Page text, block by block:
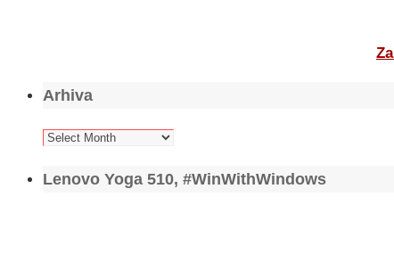
Arhiva
Arhiva
Lenovo Yoga 510, #WinWithWindows